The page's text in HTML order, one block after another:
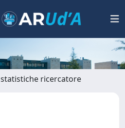
statistiche ricercatore